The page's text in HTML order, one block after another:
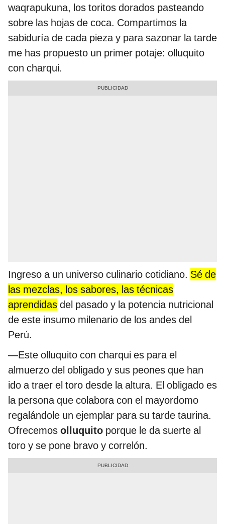
waqrapukuna, los toritos dorados pasteando
sobre las hojas de coca. Compartimos la
sabiduría de cada pieza y para sazonar la tarde
me has propuesto un primer potaje: olluquito
con charqui.
Ingreso a un universo culinario cotidiano. Sé de
las mezclas, los sabores, las técnicas
aprendidas del pasado y la potencia nutricional
de este insumo milenario de los andes del
Perú.
—Este olluquito con charqui es para el
almuerzo del obligado y sus peones que han
ido a traer el toro desde la altura. El obligado es
la persona que colabora con el mayordomo
regalándole un ejemplar para su tarde taurina.
Ofrecemos olluquito porque le da suerte al
toro y se pone bravo y correlón.